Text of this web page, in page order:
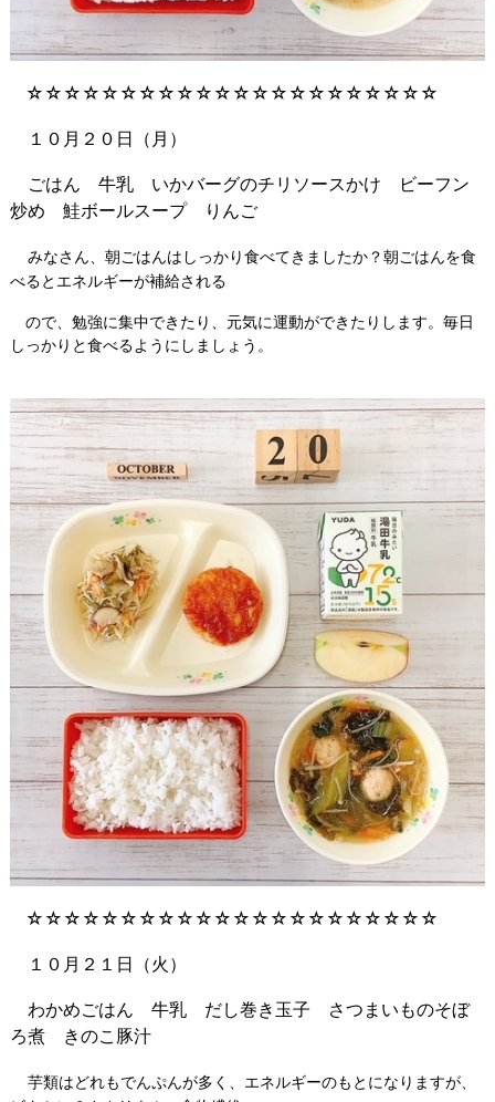
☆☆☆☆☆☆☆☆☆☆☆☆☆☆☆☆☆☆☆☆☆☆
１０月２０日（月）
ごはん 牛乳 いかバーグのチリソースかけ ビーフン
炒め 鮭ボールスープ りんご
みなさん、朝ごはんはしっかり食べてきましたか？朝ごはんを食
べるとエネルギーが補給される
ので、勉強に集中できたり、元気に運動ができたりします。毎日
しっかりと食べるようにしましょう。
☆☆☆☆☆☆☆☆☆☆☆☆☆☆☆☆☆☆☆☆☆☆
１０月２１日（火）
わかめごはん 牛乳 だし巻き玉子 さつまいものそぼ
ろ煮 きのこ豚汁
芋類はどれもでんぷんが多く、エネルギーのもとになりますが、